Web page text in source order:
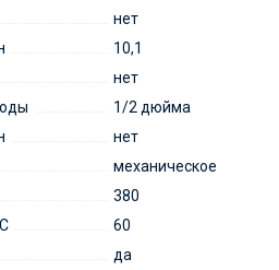
нет
10,1
нет
1/2 дюйма
нет
механическое
380
60
да